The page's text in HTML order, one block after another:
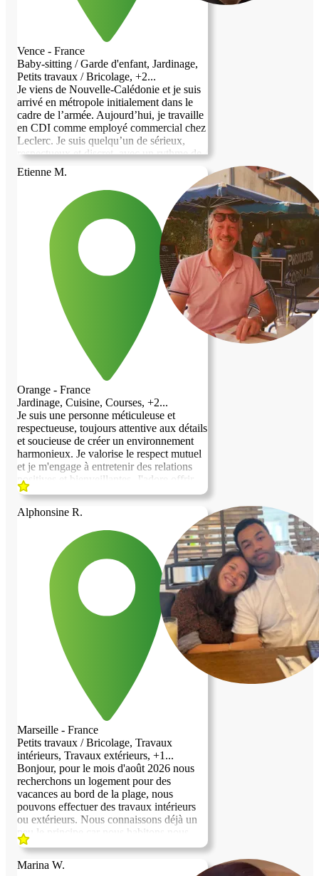
Vence - France
Baby-sitting / Garde d'enfant, Jardinage,
Petits travaux / Bricolage, +2...
Je viens de Nouvelle-Calédonie et je suis
arrivé en métropole initialement dans le
cadre de l’armée. Aujourd’hui, je travaille
en CDI comme employé commercial chez
Leclerc. Je suis quelqu’un de sérieux,
respectueux et discret, avec un rythme de
vie stable. Je m’adapte facilement et je sais
vivre en communauté dans le respect de
chacun. Je recherche un logement chez
l’habitant proche de mon travail, et je
peux aider au quotidien (courses, ménage,
petits services) si besoin.
Etienne M.
Orange - France
Jardinage, Cuisine, Courses, +2...
Je suis une personne méticuleuse et
respectueuse, toujours attentive aux détails
et soucieuse de créer un environnement
harmonieux. Je valorise le respect mutuel
et je m'engage à entretenir des relations
positives et bienveillantes. J'adore offrir
mes services pour des petits travaux que
la réparation. Je suis assez débrouillard.
J'aime cuisiner et partager avec les autres.
Alphonsine R.
Marseille - France
Petits travaux / Bricolage, Travaux
intérieurs, Travaux extérieurs, +1...
Bonjour, pour le mois d'août 2026 nous
recherchons un logement pour des
vacances au bord de la plage, nous
pouvons effectuer des travaux intérieurs
ou extérieurs. Nous connaissons déjà un
peu le principe car nous habitons nous
même dans un logement contre service.
travaux que nous avons déjà effectué.
Marina W.